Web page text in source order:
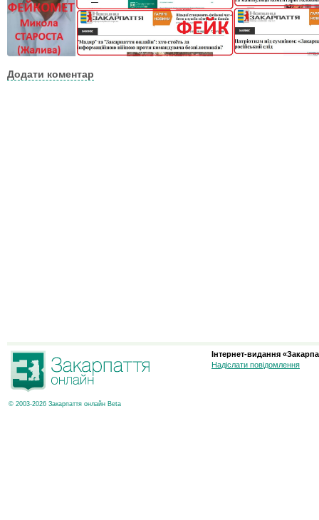
Додати коментар
© 2003-2026 Закарпаття онлайн Beta
Інтернет-видання
Надіслати повідомлення